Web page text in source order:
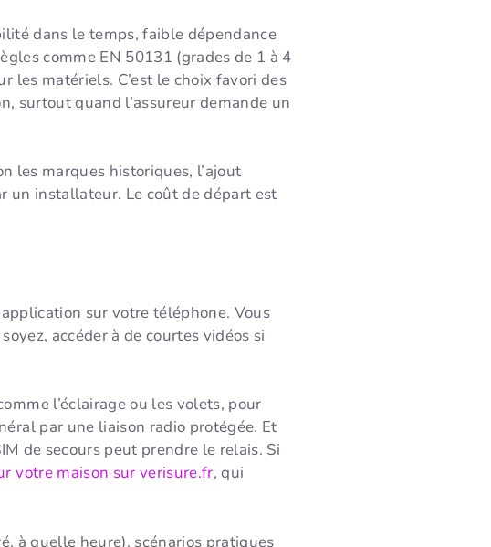
dans le temps, faible dépendance
comme EN 50131 (grades de 1 à 4
les matériels. C’est le choix favori des
surtout quand l’assureur demande un
les marques historiques, l’ajout
un installateur. Le coût de départ est
sur votre téléphone. Vous
accéder à de courtes vidéos si
l’éclairage ou les volets, pour
par une liaison radio protégée. Et
de secours peut prendre le relais. Si
votre maison sur verisure.fr, qui
à quelle heure), scénarios pratiques